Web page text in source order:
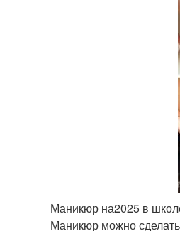
Маникюр на2025 в
Маникюр можно